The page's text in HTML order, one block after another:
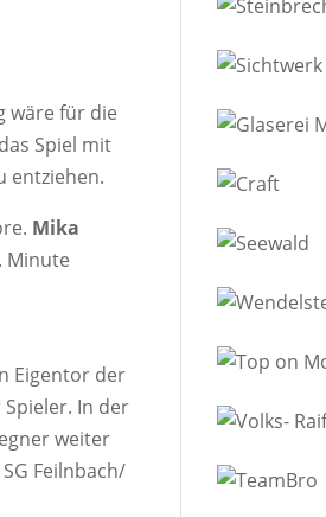
wäre für die
Spiel mit
entziehen.
Mika
Minute
Eigentor der
In der
weiter
Feilnbach/